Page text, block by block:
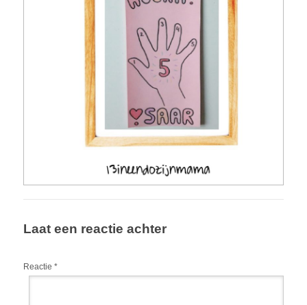
Laat een reactie achter
Reactie *